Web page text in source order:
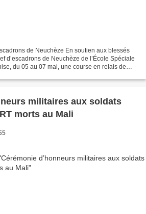
de Neuchèze En soutien aux blessés
d’escadrons de Neuchèze de l’École Spéciale
du 05 au 07 mai, une course en relais de
militaires aux soldats
morts au Mali